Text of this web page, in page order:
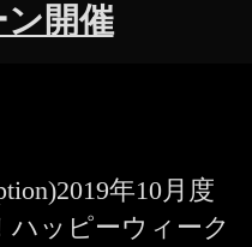
開催
年10月度
ッピーウィーク